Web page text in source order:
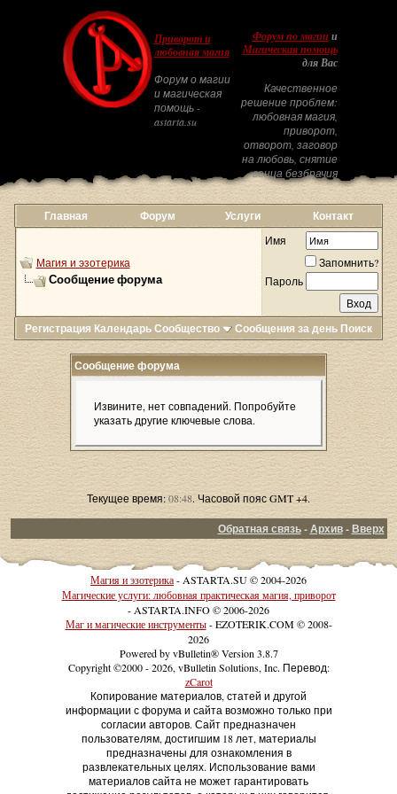
Приворот и
любовная магия
Форум о магии
и магическая
помощь -
astarta.su
Форум по магиии
Магическая помощь
для Вас
Качественное
решение проблем:
любовная магия,
приворот,
отворот, заговор
на любовь, снятие
венца безбрачия
Главная Форум Услуги Контакт
Магия и эзотерика
Сообщение форума
Имя
Запомнить?
Пароль
Регистрация КалендарьСообщество Сообщения за день Поиск
Сообщение форума
Извините, нет совпадений. Попробуйте
указать другие ключевые слова.
Текущее время:08:48. Часовой пояс GMT +4.
Обратная связь-Архив-Вверх
Магия и эзотерика- ASTARTA.SU © 2004-2026
Магические услуги: любовная практическая магия, приворот
- ASTARTA.INFO © 2006-2026
Маг и магические инструменты- EZOTERIK.COM © 2008-
2026
Powered by vBulletin® Version 3.8.7
Copyright ©2000 - 2026, vBulletin Solutions, Inc. Перевод:
zCarot
Копирование материалов, статей и другой
информации с форума и сайта возможно только при
согласии авторов. Сайт предназначен
пользователям, достигшим 18 лет, материалы
предназначены для ознакомления в
развлекательных целях. Использование вами
материалов сайта не может гарантировать